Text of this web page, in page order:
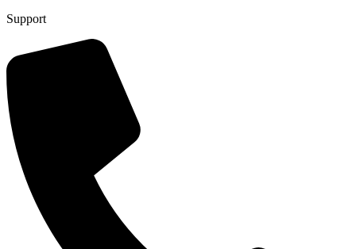
Support